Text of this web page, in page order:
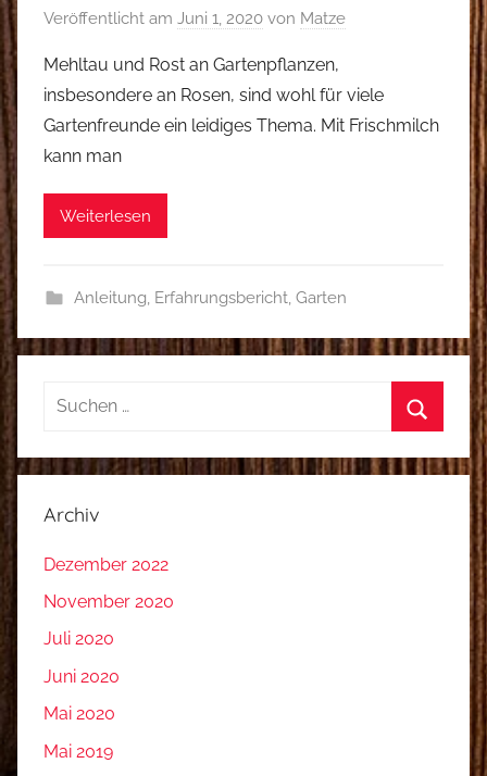
Veröffentlicht am Juni 1, 2020 von Matze
Mehltau und Rost an Gartenpflanzen,
insbesondere an Rosen, sind wohl für viele
Gartenfreunde ein leidiges Thema. Mit Frischmilch
kann man
Weiterlesen
Anleitung, Erfahrungsbericht, Garten
Suchen
Suchen
Archiv
Dezember 2022
November 2020
Juli 2020
Juni 2020
Mai 2020
Mai 2019